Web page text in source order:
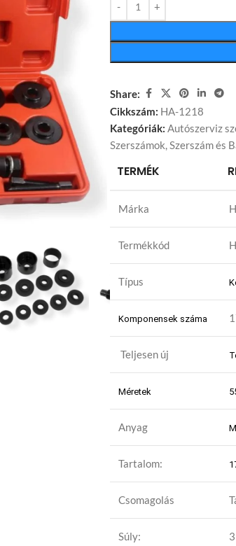
Share:
Cikkszám: HA-1218
Kategóriák: Autószerviz
Szerszámok,Szerszám és
TERMÉK
Márka
Termékkód
Típus
Komponensek száma
Teljesen új
Méretek
Anyag
Tartalom:
Csomagolás
Súly: